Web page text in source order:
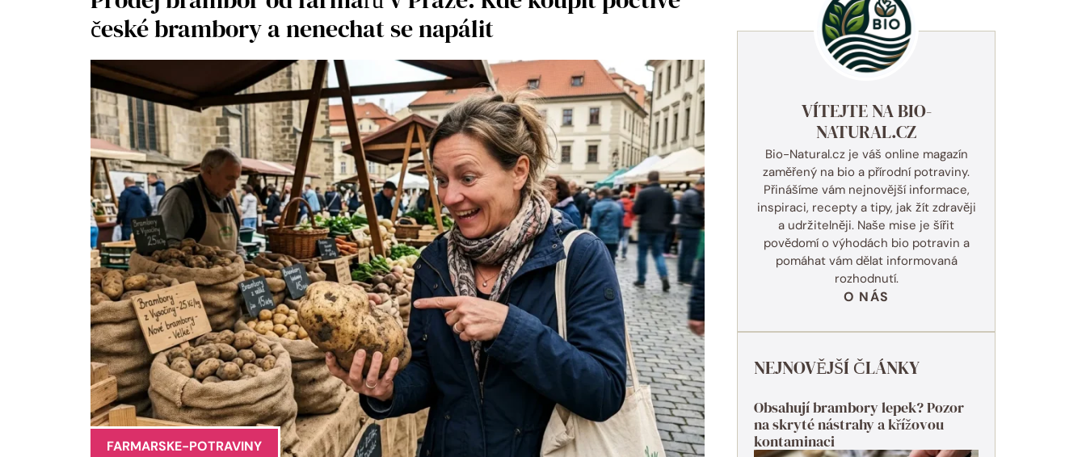
české brambory a nenechat se napálit
FARMARSKE-POTRAVINY
VÍTEJTE NA BIO-
NATURAL.CZ
Bio-Natural.cz je váš online magazín
zaměřený na bio a přírodní potraviny.
Přinášíme vám nejnovější informace,
inspiraci, recepty a tipy, jak žít zdravěji
a udržitelněji. Naše mise je šířit
povědomí o výhodách bio potravin a
pomáhat vám dělat informovaná
rozhodnutí.
O NÁS
NEJNOVĚJŠÍ ČLÁNKY
Obsahují brambory lepek? Pozor
na skryté nástrahy a křížovou
kontaminaci